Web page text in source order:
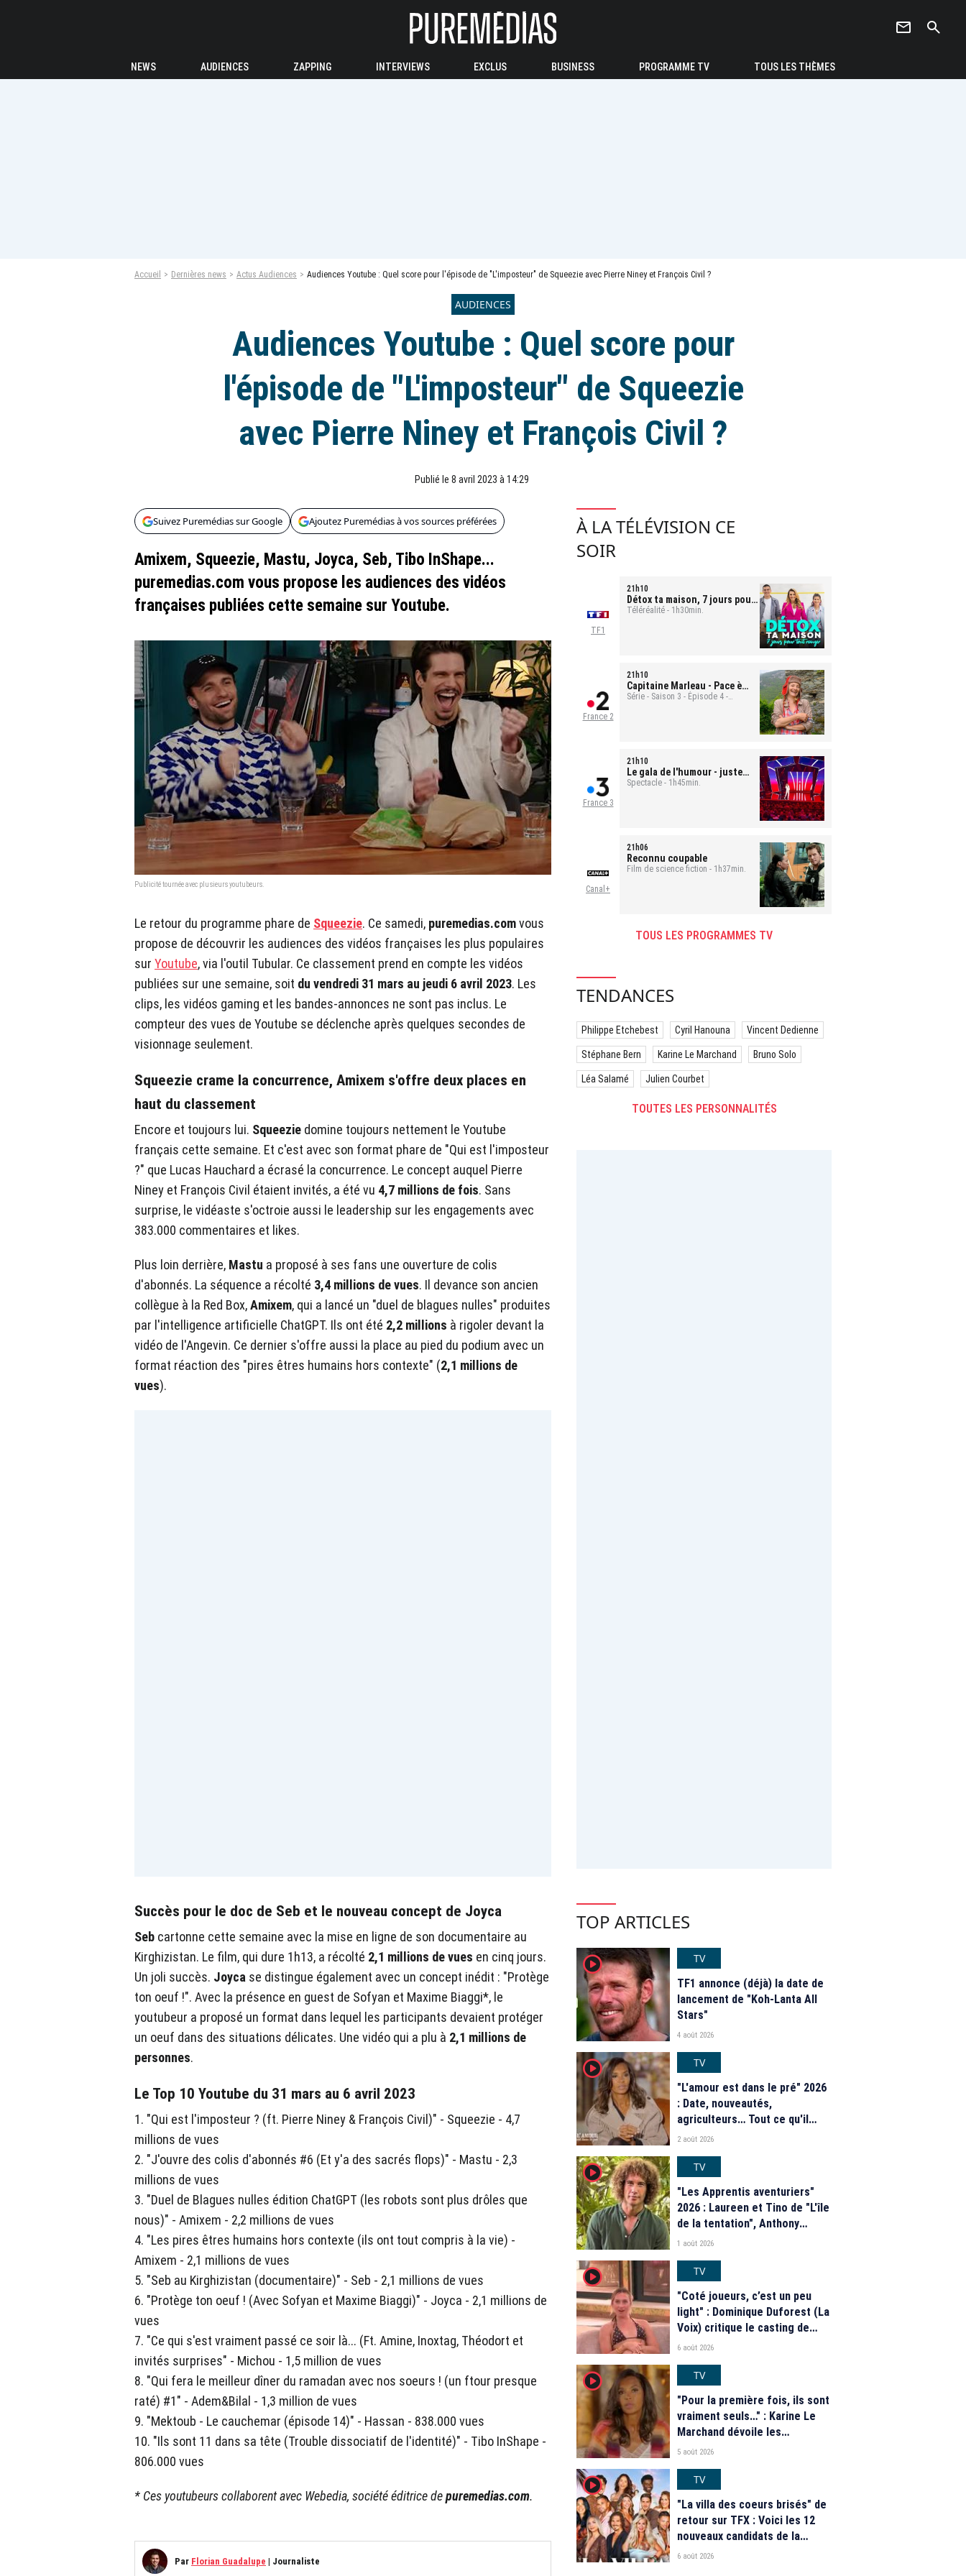
newsletter search
NEWS AUDIENCES ZAPPING INTERVIEWS EXCLUS BUSINESS PROGRAMME TV TOUS LES THÈMES
Accueil Dernières news Actus Audiences Audiences Youtube : Quel score pour l'épisode de "L'imposteur" de Squeezie avec Pierre Niney et François Civil ?
AUDIENCES
Audiences Youtube : Quel score pour
l'épisode de "L'imposteur" de Squeezie
avec Pierre Niney et François Civil ?
Publié le 8 avril 2023 à 14:29
Suivez Puremédias sur Google Ajoutez Puremédias à vos sources préférées
Amixem, Squeezie, Mastu, Joyca, Seb, Tibo InShape...
puremedias.com vous propose les audiences des vidéos
françaises publiées cette semaine sur Youtube.
Publicité tournée avec plusieurs youtubeurs.
Le retour du programme phare de Squeezie. Ce samedi, puremedias.comvous
propose de découvrir les audiences des vidéos françaises les plus populaires
sur Youtube, via l'outil Tubular. Ce classement prend en compte les vidéos
publiées sur une semaine, soit du vendredi 31 mars au jeudi 6 avril 2023. Les
clips, les vidéos gaming et les bandes-annonces ne sont pas inclus. Le
compteur des vues de Youtube se déclenche après quelques secondes de
visionnage seulement.
Squeezie crame la concurrence, Amixem s'offre deux places en
haut du classement
Encore et toujours lui. Squeezie domine toujours nettement le Youtube
français cette semaine. Et c'est avec son format phare de "Qui est l'imposteur
?" que Lucas Hauchard a écrasé la concurrence. Le concept auquel Pierre
Niney et François Civil étaient invités, a été vu 4,7 millions de fois. Sans
surprise, le vidéaste s'octroie aussi le leadership sur les engagements avec
383.000 commentaires et likes.
Plus loin derrière, Mastu a proposé à ses fans une ouverture de colis
d'abonnés. La séquence a récolté 3,4 millions de vues. Il devance son ancien
collègue à la Red Box,Amixem, qui a lancé un "duel de blagues nulles" produites
par l'intelligence artificielle ChatGPT. Ils ont été 2,2 millions à rigoler devant la
vidéo de l'Angevin. Ce dernier s'offre aussi la place au pied du podium avec un
format réaction des "pires êtres humains hors contexte" (2,1 millions de
vues).
Succès pour le doc de Seb et le nouveau concept de Joyca
Seb cartonne cette semaine avec la mise en ligne de son documentaire au
Kirghizistan. Le film, qui dure 1h13, a récolté 2,1 millions de vues en cinq jours.
Un joli succès. Joyca se distingue également avec un concept inédit : "Protège
ton oeuf !". Avec la présence en guest de Sofyan et Maxime Biaggi*, le
youtubeur a proposé un format dans lequel les participants devaient protéger
un oeuf dans des situations délicates. Une vidéo qui a plu à 2,1 millions de
personnes.
Le Top 10 Youtube du 31 mars au 6 avril 2023
1. "Qui est l'imposteur ? (ft. Pierre Niney & François Civil)" - Squeezie - 4,7
millions de vues
2. "J'ouvre des colis d'abonnés #6 (Et y'a des sacrés flops)" - Mastu - 2,3
millions de vues
3. "Duel de Blagues nulles édition ChatGPT (les robots sont plus drôles que
nous)" - Amixem - 2,2 millions de vues
4. "Les pires êtres humains hors contexte (ils ont tout compris à la vie) -
Amixem - 2,1 millions de vues
5. "Seb au Kirghizistan (documentaire)" - Seb - 2,1 millions de vues
6. "Protège ton oeuf ! (Avec Sofyan et Maxime Biaggi)" - Joyca - 2,1 millions de
vues
7. "Ce qui s'est vraiment passé ce soir là... (Ft. Amine, Inoxtag, Théodort et
invités surprises" - Michou - 1,5 million de vues
8. "Qui fera le meilleur dîner du ramadan avec nos soeurs ! (un ftour presque
raté) #1" - Adem&Bilal - 1,3 million de vues
9. "Mektoub - Le cauchemar (épisode 14)" - Hassan - 838.000 vues
10. "Ils sont 11 dans sa tête (Trouble dissociatif de l'identité)" - Tibo InShape -
806.000 vues
* Ces youtubeurs collaborent avec Webedia, société éditrice depuremedias.com.
Par Florian Guadalupe | Journaliste
À LA TÉLÉVISION CE
SOIR
TF1
21h10
Détox ta maison, 7 jours pour
tout ranger - Mona et Bastien
Téléréalité - 1h30min.
France 2
21h10
Capitaine Marleau - Pace è
salute
Série - Saison 3 - Épisode 4 -
France 3
21h10
Le gala de l'humour - juste
pour rire
Spectacle - 1h45min.
Canal+
21h06
Reconnu coupable
Film de science fiction - 1h37min.
TOUS LES PROGRAMMES TV
TENDANCES
Philippe Etchebest Cyril Hanouna Vincent Dedienne
Stéphane Bern Karine Le Marchand Bruno Solo
Léa Salamé Julien Courbet
TOUTES LES PERSONNALITÉS
TOP ARTICLES
player2
TV
TF1 annonce (déjà) la date de
lancement de "Koh-Lanta All
Stars"
4 août 2026
player2
TV
"L'amour est dans le pré" 2026
: Date, nouveautés,
agriculteurs… Tout ce qu'il
faut savoir sur la saison 21 du
2 août 2026
player2
TV
"Les Apprentis aventuriers"
2026 : Laureen et Tino de "L'île
de la tentation", Anthony
Matéo, Jade Leboeuf... Le
de la télé-réalité de W9
1 août 2026
player2
TV
"Coté joueurs, c’est un peu
light" : Dominique Duforest (La
Voix) critique le casting de
"Secret Story" 2026
6 août 2026
player2
TV
"Pour la première fois, ils sont
vraiment seuls…" : Karine Le
Marchand dévoile les
nouveautés des speed dating
2026
5 août 2026
player2
TV
"La villa des coeurs brisés" de
retour sur TFX : Voici les 12
nouveaux candidats de la
saison 2026
6 août 2026